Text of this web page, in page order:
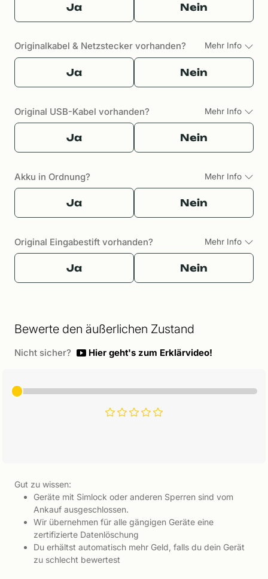
Ja Nein
Originalkabel & Netzstecker vorhanden? Mehr Info
Ja Nein
Original USB-Kabel vorhanden? Mehr Info
Ja Nein
Akku in Ordnung? Mehr Info
Ja Nein
Original Eingabestift vorhanden? Mehr Info
Ja Nein
Bewerte den äußerlichen Zustand
Nicht sicher? Hier geht's zum Erklärvideo!
Gut zu wissen:
Geräte mit Simlock oder anderen Sperren sind vom
Ankauf ausgeschlossen.
Wir übernehmen für alle gängigen Geräte eine
zertifizierte Datenlöschung
Du erhältst automatisch mehr Geld, falls du dein Gerät
zu schlecht bewertest